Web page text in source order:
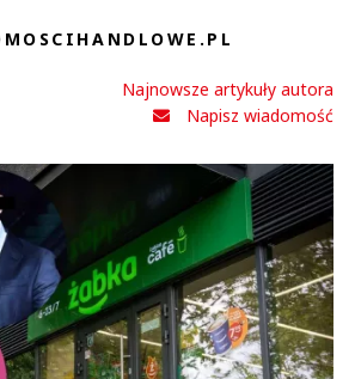
Najnowsze artykuły autora
Napisz wiadomość